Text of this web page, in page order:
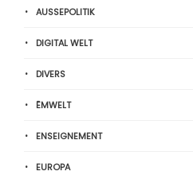
AUSSEPOLITIK
DIGITAL WELT
DIVERS
ËMWELT
ENSEIGNEMENT
EUROPA